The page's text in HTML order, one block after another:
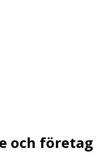
och företag